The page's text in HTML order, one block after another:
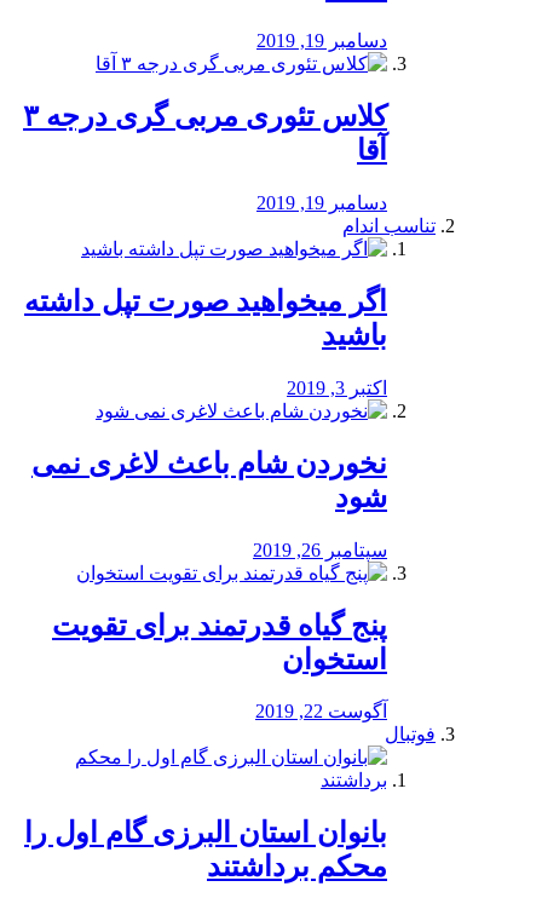
دسامبر 19, 2019
کلاس تئوری مربی گری درجه ۳
آقا
دسامبر 19, 2019
تناسب اندام
اگر میخواهید صورت تپل داشته
باشید
اکتبر 3, 2019
نخوردن شام باعث لاغری نمی
‌شود
سپتامبر 26, 2019
پنج گیاه قدرتمند برای تقویت
استخوان
آگوست 22, 2019
فوتبال
بانوان استان البرزی گام اول را
محكم برداشتند